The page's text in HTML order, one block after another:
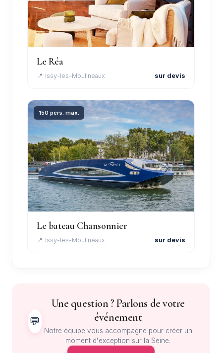
Le Réa
📍 Issy-les-Moulineaux sur devis
150 pers. max.
Le bateau Chansonnier
📍 Issy-les-Moulineaux sur devis
💬
Une question ? Parlons de votre
événement
Notre équipe vous accompagne pour créer un
moment d'exception sur la Seine.